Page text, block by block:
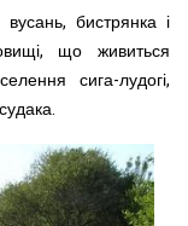
бистрянка і
що живиться
сига-лудогі,